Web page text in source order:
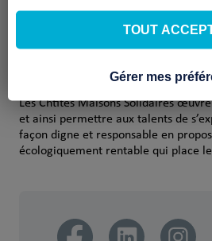
Pour partager facilement leur sur
des personnes sans abris .
Les Chtites Maisons Solidaires
et ainsi permettre aux talents de
façon digne et responsable en
écologiquement rentable qui place
TOUT
Gérer mes